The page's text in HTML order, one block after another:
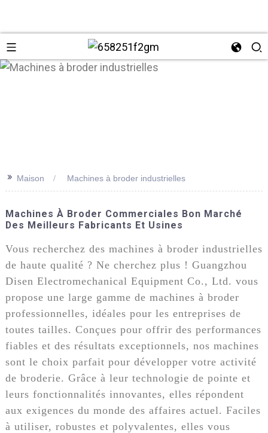
>> Maison Machines à broder industrielles
Machines À Broder Commerciales Bon Marché
Des Meilleurs Fabricants Et Usines
Vous recherchez des machines à broder industrielles
de haute qualité ? Ne cherchez plus ! Guangzhou
Disen Electromechanical Equipment Co., Ltd. vous
propose une large gamme de machines à broder
professionnelles, idéales pour les entreprises de
toutes tailles. Conçues pour offrir des performances
fiables et des résultats exceptionnels, nos machines
sont le choix parfait pour développer votre activité
de broderie. Grâce à leur technologie de pointe et
leurs fonctionnalités innovantes, elles répondent
aux exigences du monde des affaires actuel. Faciles
à utiliser, robustes et polyvalentes, elles vous